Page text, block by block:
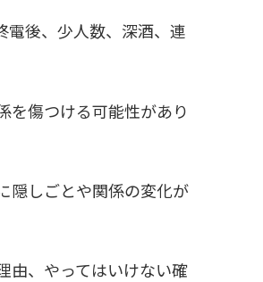
電後、少人数、深酒、連
を傷つける可能性があり
隠しごとや関係の変化が
由、やってはいけない確